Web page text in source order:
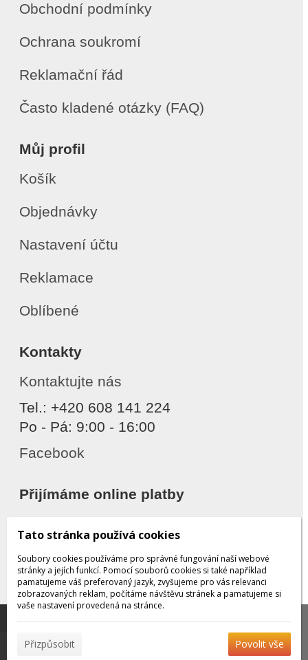
Obchodní podmínky
Ochrana soukromí
Reklamační řád
Často kladené otázky (FAQ)
Můj profil
Košík
Objednávky
Nastavení účtu
Reklamace
Oblíbené
Kontakty
Kontaktujte nás
Tel.: +420 608 141 224
Po - Pá: 9:00 - 16:00
Facebook
Přijímáme online platby
Děkujeme za důvěru
© 2026 WEXBO | |Přihlásit
pomáhají poskytovat služby. Používáním našich služeb
vyjadřujete souhlas s používáním souborů cookies.Více
✖
Tato stránka používá cookies
Soubory cookies používáme pro správné fungování naší webové
stránky a jejích funkcí. Pomocí souborů cookies si také například
pamatujeme váš preferovaný jazyk, zvyšujeme pro vás relevanci
zobrazovaných reklam, počítáme návštěvu stránek a pamatujeme si
vaše nastavení provedená na stránce.
Přizpůsobit Povolit vše